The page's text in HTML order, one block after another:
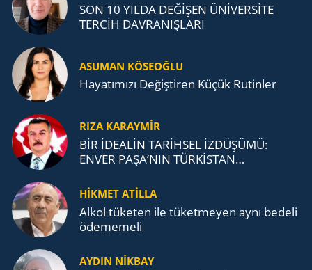
SON 10 YILDA DEĞİŞEN ÜNİVERSİTE
TERCİH DAVRANIŞLARI
ASUMAN KÖSEOĞLU
Ha­ya­tı­mı­zı De­ğiş­ti­ren Küçük Ru­tin­ler
RIZA KARAYMIR
BİR İDEALİN TARİHSEL İZDÜŞÜMÜ:
ENVER PAŞA’NIN TÜRKİSTAN
TEŞKİLATI’NA UZANAN MİRASI
HİKMET ATİLLA
Alkol tü­ke­ten ile tü­ket­me­yen aynı be­de­li
öde­me­me­li
AYDIN NİKBAY